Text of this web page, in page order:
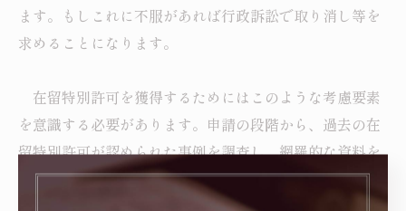
ます。もしこれに不服があれば行政訴訟で取り消し等を
求めることになります。
在留特別許可を獲得するためにはこのような考慮要素
を意識する必要があります。申請の段階から、過去の在
留特別許可が認められた事例を調査し、網羅的な資料を
揃えて入管と交渉すべきであると思います。